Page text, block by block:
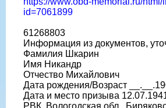
id=7061899
61268803
Информация из документов,
Фамилия Шкарин
Имя Никандр
Отчество Михайлович
Дата рождения/Возраст
Дата и место призыва